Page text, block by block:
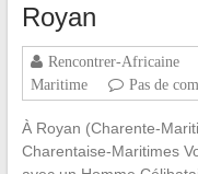
Royan
Rencontrer-Africaine
Maritime
Pas de
À Royan (Charente-
Charentaise-Maritimes